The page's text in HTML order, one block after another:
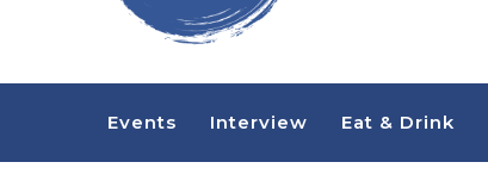
Events Interview Eat & Drink